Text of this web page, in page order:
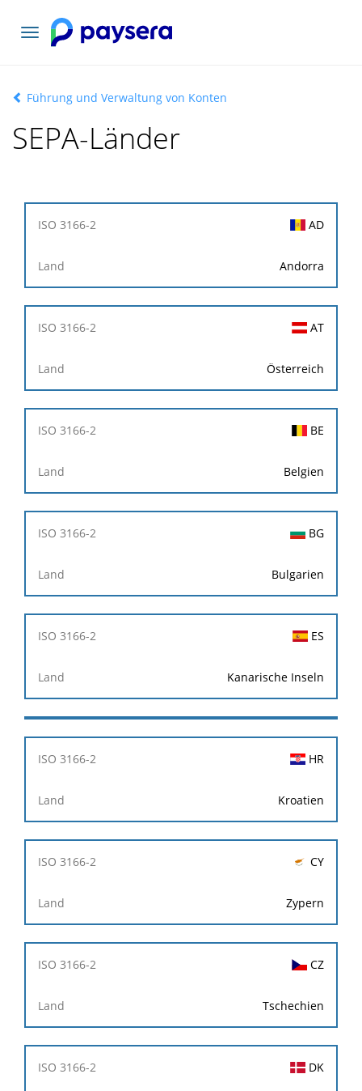
Toggle
navigation
Führung und Verwaltung von Konten
SEPA-Länder
ISO
AD
Andorra
AT
Österreich
BE
Belgien
BG
Bulgarien
ES
Kanarische Inseln
HR
Kroatien
CY
Zypern
CZ
Tschechien
DK